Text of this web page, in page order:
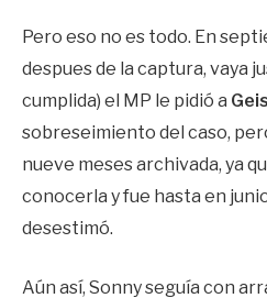
Pero eso no es todo. En
despues de la captura, vaya
cumplida) el MP le pidió a
sobreseimiento del caso,
nueve meses archivada, ya
conocerla y fue hasta en
desestimó.
Aún así, Sonny seguía con